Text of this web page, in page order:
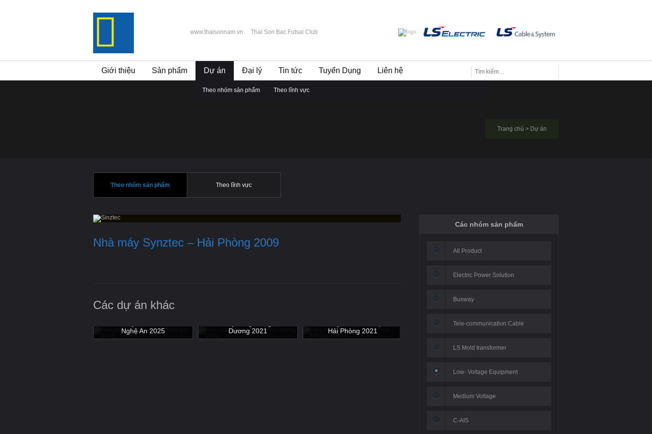
www.thaisonnam.vn Thai Son Bac Futsal Club
Giới thiệu Sản phẩm Dự án
Theo nhóm sản phẩm Theo lĩnh vực
Đại lý Tin tức Tuyển Dụng Liên hệ
Trang chủ > Dự án
Theo nhóm sản phẩm Theo lĩnh vực
Các nhóm sản phẩm
All Product
Electric Power Solution
Busway
Tele-communication Cable
LS Mold transformer
Low- Voltage Equipment
Medium Voltage
C-AIS
Nhà máy Synztec – Hải Phòng 2009
Các dự án khác
Nghệ An 2025
Dương 2021
Hải Phòng 2021
2020
Nhà máy Vinfast Escooter -